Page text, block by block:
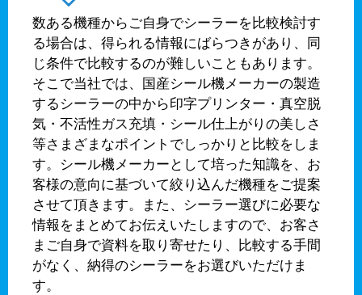
数ある機種からご自身でシーラーを比較検討す
る場合は、得られる情報にばらつきがあり、同
じ条件で比較するのが難しいこともあります。
そこで当社では、国産シール機メーカーの製造
するシーラーの中から印字プリンター・真空脱
気・不活性ガス充填・シール仕上がりの美しさ
等さまざまなポイントでしっかりと比較をしま
す。シール機メーカーとして培った知識を、お
客様の意向に基づいて絞り込んだ機種をご提案
させて頂きます。また、シーラー選びに必要な
情報をまとめてお伝えいたしますので、お客さ
まご自身で資料を取り寄せたり、比較する手間
がなく、納得のシーラーをお選びいただけま
す。